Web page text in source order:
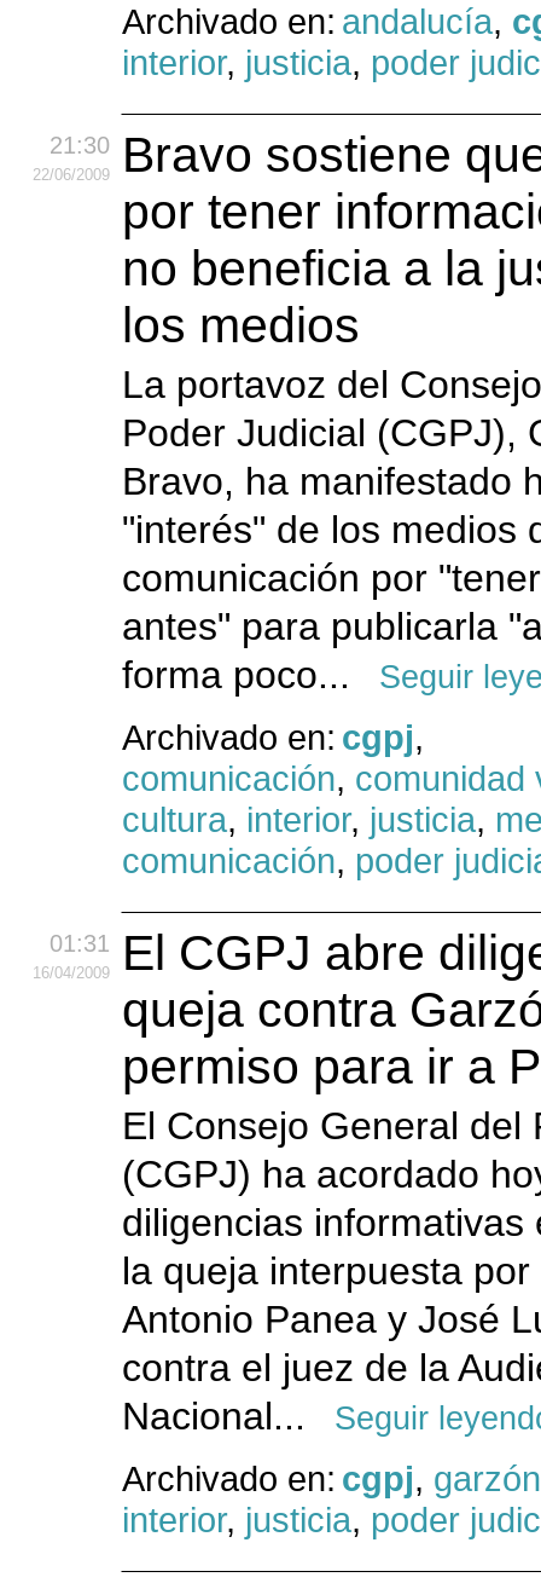
Archivado en: andalucía,
interior, justicia, poder
21:30
22/06/2009
Bravo sostiene
por tener
no beneficia a la
los medios
La portavoz del
Poder Judicial (CGPJ),
Bravo, ha manifestado
"interés" de los medios
comunicación por
antes" para publicarla
forma poco...
Seguir
Archivado en: cgpj,
comunicación, comunidad
cultura, interior, justicia,
comunicación, poder
01:31
16/04/2009
El CGPJ abre
queja contra
permiso para ir a
El Consejo General del
(CGPJ) ha acordado
diligencias informativas
la queja interpuesta
Antonio Panea y José
contra el juez de la
Nacional...
Seguir
Archivado en: cgpj, garzón
interior, justicia, poder